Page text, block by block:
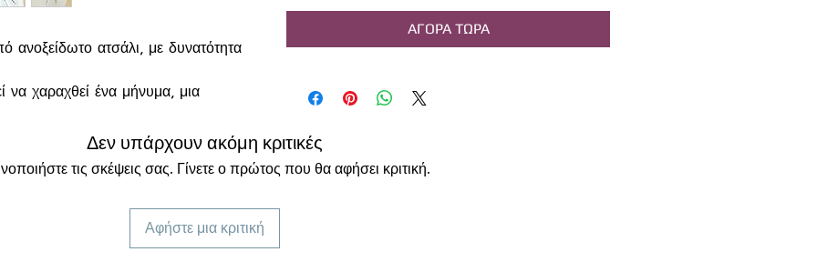
ανοξείδωτο ατσάλι, με δυνατότητα
να χαραχθεί ένα μήνυμα, μια
ημερομηνίας ή οποιασδήποτε
ΑΓΟΡΑ ΤΩΡΑ
Δεν υπάρχουν ακόμη κριτικές
τις σκέψεις σας. Γίνετε ο πρώτος που θα αφήσει κριτική.
Αφήστε μια κριτική